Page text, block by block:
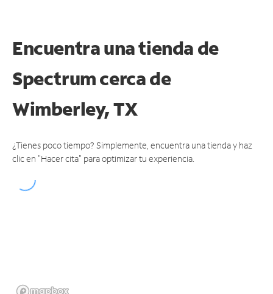
Encuentra una tienda de
Spectrumcerca de
Wimberley, TX
¿Tienes poco tiempo? Simplemente, encuentra una tienda y haz
clic en "Hacer cita" para optimizar tu experiencia.